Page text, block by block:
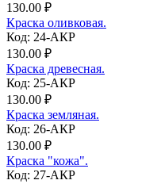
130.00 ₽
Краска оливковая.
Код: 24-АКР
130.00 ₽
Краска древесная.
Код: 25-АКР
130.00 ₽
Краска земляная.
Код: 26-АКР
130.00 ₽
Краска "кожа".
Код: 27-АКР